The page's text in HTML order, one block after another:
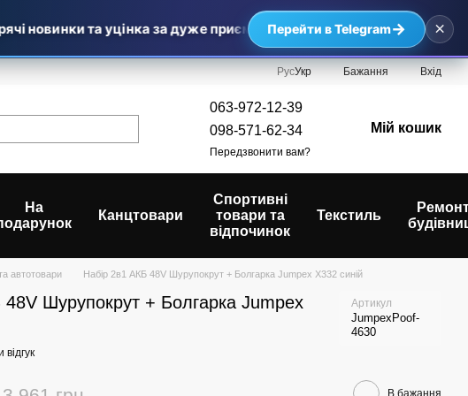
та уцінка за дуже приємними цінами — найвигідніші
Перейти в Telegram→ ×
РусУкр Бажання Вхід
063-972-12-39
098-571-62-34
Передзвонити вам?
Мій кошик
На
Канцтовари
Спортивні
товари та
відпочинок
Текстиль
автотовари Набір 2в1 АКБ 48V Шурупокрут + Болгарка Jumpex X332 синій
Шурупокрут + Болгарка Jumpex
Артикул
JumpexPoof-
4630
В бажання